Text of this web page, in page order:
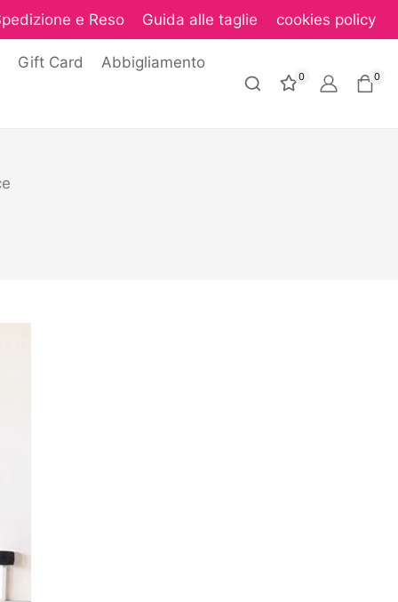
e Reso Guida alle taglie cookies policy
Gift Card Abbigliamento
0 0